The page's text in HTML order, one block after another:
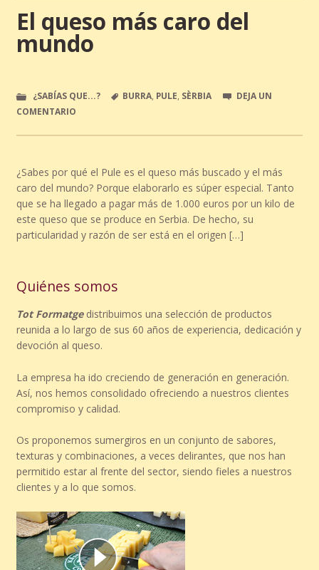
El queso más caro del
mundo
¿SABÍAS QUE...? BURRA, PULE, SÈRBIA
DEJA UN
COMENTARIO
¿Sabes por qué el Pule es el queso más buscado y el más
caro del mundo? Porque elaborarlo es súper especial. Tanto
que se ha llegado a pagar más de 1.000 euros por un kilo de
este queso que se produce en Serbia. De hecho, su
particularidad y razón de ser está en el origen […]
Quiénes somos
Tot Formatgedistribuimos una selección de productos
reunida a lo largo de sus 60 años de experiencia, dedicación y
devoción al queso.
La empresa ha ido creciendo de generación en generación.
Así, nos hemos consolidado ofreciendo a nuestros clientes
compromiso y calidad.
Os proponemos sumergiros en un conjunto de sabores,
texturas y combinaciones, a veces delirantes, que nos han
permitido estar al frente del sector, siendo fieles a nuestros
clientes y a lo que somos.